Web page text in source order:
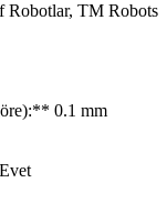
Robotlar, TM Robots
0.1 mm